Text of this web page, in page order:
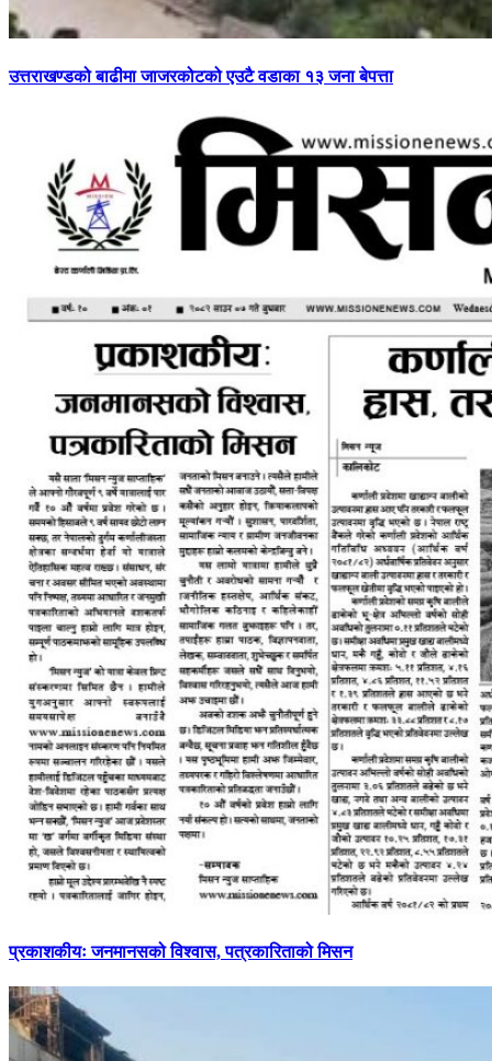
उत्तराखण्डको बाढीमा जाजरकोटको एउटै वडाका १३ जना बेपत्ता
प्रकाशकीयः जनमानसको विश्वास, पत्रकारिताको मिसन